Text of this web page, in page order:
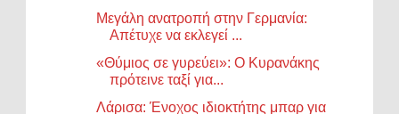
Μεγάλη ανατροπή στην Γερμανία:
Απέτυχε να εκλεγεί ...
«Θύμιος σε γυρεύει»: Ο Κυρανάκης
πρότεινε ταξί για...
Λάρισα: Ένοχος ιδιοκτήτης μπαρ για